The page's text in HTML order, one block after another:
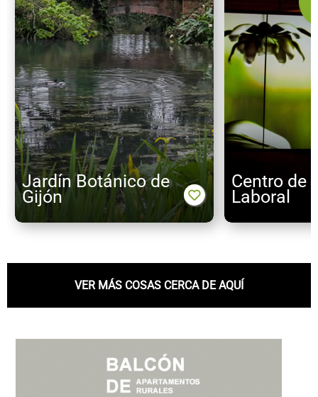
Jardín Botánico de
Gijón
Centro de
Laboral
VER MÁS COSAS CERCA DE AQUÍ